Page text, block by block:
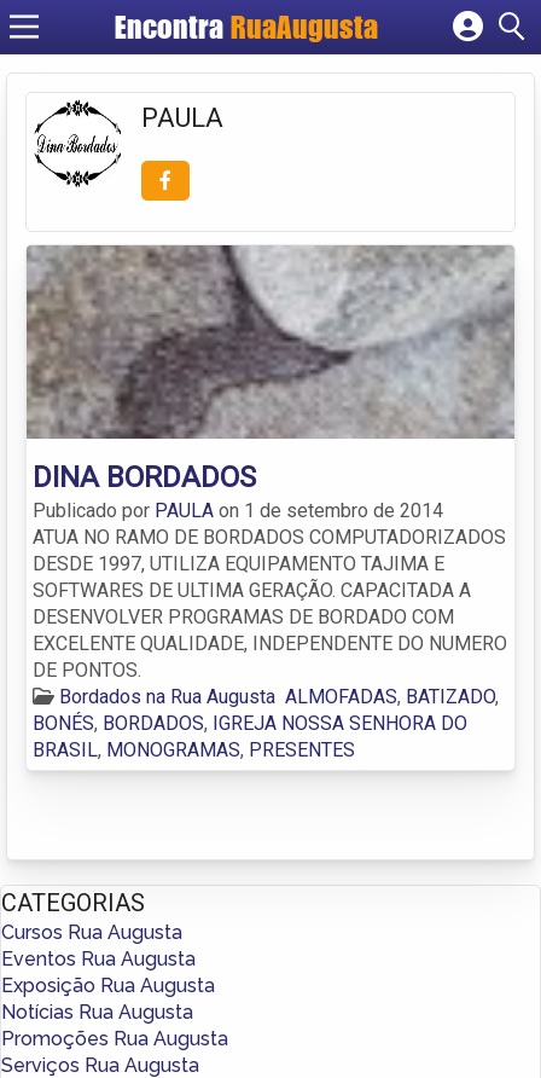
Encontra RuaAugusta
Cadastrar empresa
Fazer login
PAULA
DINA BORDADOS
Publicado por PAULA on 1 de setembro de 2014
ATUA NO RAMO DE BORDADOS COMPUTADORIZADOS
DESDE 1997, UTILIZA EQUIPAMENTO TAJIMA E
SOFTWARES DE ULTIMA GERAÇÃO. CAPACITADA A
DESENVOLVER PROGRAMAS DE BORDADO COM
EXCELENTE QUALIDADE, INDEPENDENTE DO NUMERO
DE PONTOS.
Bordados na Rua Augusta ALMOFADAS, BATIZADO,
BONÉS, BORDADOS, IGREJA NOSSA SENHORA DO
BRASIL, MONOGRAMAS, PRESENTES
CATEGORIAS
Cursos Rua Augusta
Eventos Rua Augusta
Exposição Rua Augusta
Notícias Rua Augusta
Promoções Rua Augusta
Serviços Rua Augusta